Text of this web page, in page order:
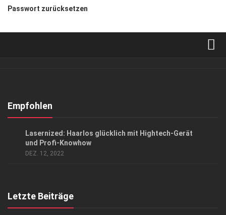
Passwort zurücksetzen
Kontakt, Impressum
Empfohlen
Lasernized: Haarlos glücklich mit Hightech-Gerät
und Profi-Knowhow
DEZ. 12, 2022
Letzte Beiträge